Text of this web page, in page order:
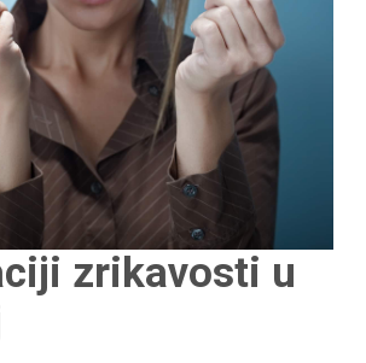
zrikavosti u